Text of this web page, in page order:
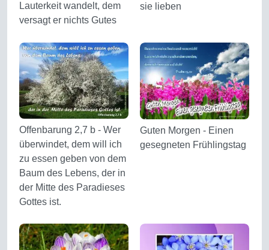
Lauterkeit wandelt, dem
versagt er nichts Gutes
sie lieben
Offenbarung 2,7 b - Wer
überwindet, dem will ich
zu essen geben von dem
Baum des Lebens, der in
der Mitte des Paradieses
Gottes ist.
Guten Morgen - Einen
gesegneten Frühlingstag